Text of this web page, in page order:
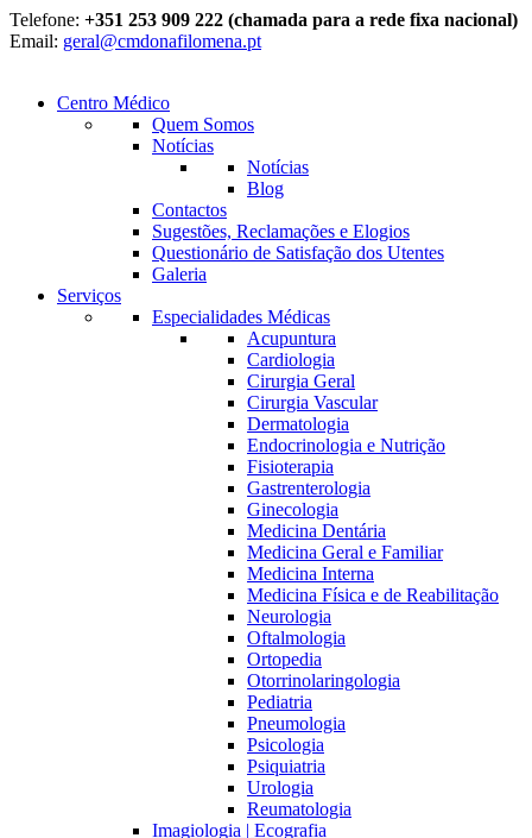
Telefone: +351 253 909 222 (chamada para a rede fixa nacional)
Email: geral@cmdonafilomena.pt
Centro Médico
Quem Somos
Notícias
Notícias
Blog
Contactos
Sugestões, Reclamações e Elogios
Questionário de Satisfação dos Utentes
Galeria
Serviços
Especialidades Médicas
Acupuntura
Cardiologia
Cirurgia Geral
Cirurgia Vascular
Dermatologia
Endocrinologia e Nutrição
Fisioterapia
Gastrenterologia
Ginecologia
Medicina Dentária
Medicina Geral e Familiar
Medicina Interna
Medicina Física e de Reabilitação
Neurologia
Oftalmologia
Ortopedia
Otorrinolaringologia
Pediatria
Pneumologia
Psicologia
Psiquiatria
Urologia
Reumatologia
Imagiologia | Ecografia